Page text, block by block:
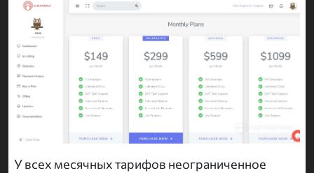
У всех месячных тарифов неограниченное